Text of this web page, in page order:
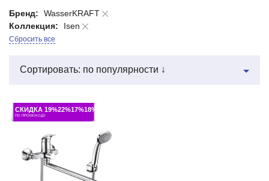
Бренд:
WasserKRAFT
Коллекция:
Isen
Сбросить все
Сортировать: по популярности ↓
СКИДКА 19%22%17%18%
ПО ПРОМОКОДУ